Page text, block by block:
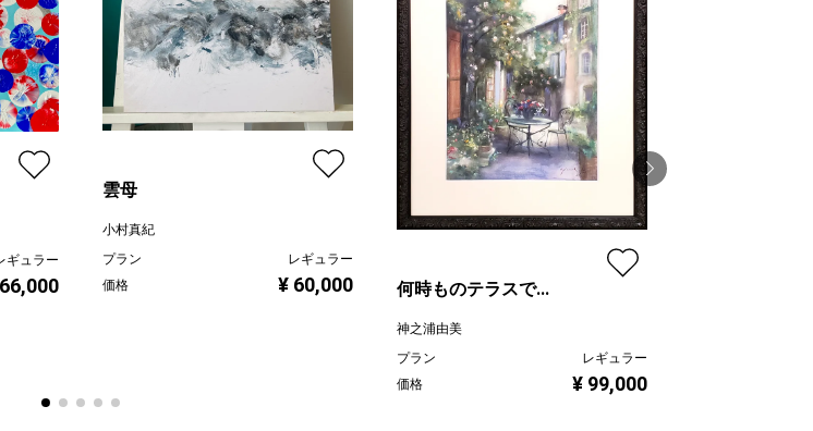
ギュラー
雲母
小村真紀
プラン
レギュラー
価格
¥ 60,000 何時ものテラスで...
神之浦由美
プラン
レギュラー
価格
¥ 99,000